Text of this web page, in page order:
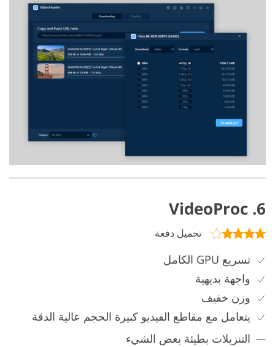
6. VideoProc
تحميل دفعة
تسريع GPU الكامل
واجهة بديهية
وزن خفيف
يتعامل مع مقاطع الفيديو كبيرة الحجم عالية الدقة
التنزيلات بطيئة بعض الشيء